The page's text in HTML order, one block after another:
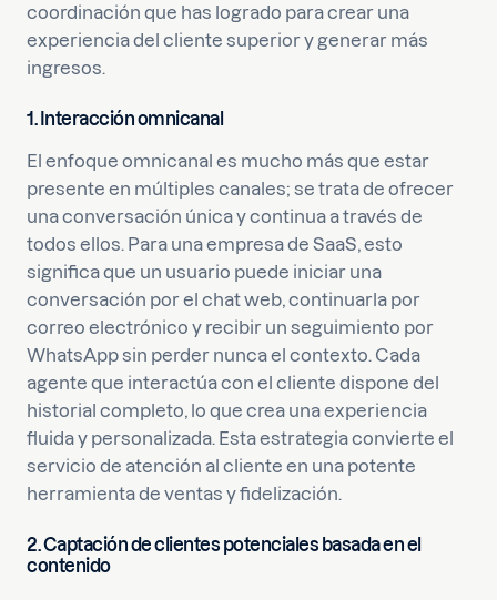
coordinación que has logrado para crear una
experiencia del cliente superior y generar más
ingresos.
1. Interacción omnicanal
El enfoque omnicanal es mucho más que estar
presente en múltiples canales; se trata de ofrecer
una conversación única y continua a través de
todos ellos. Para una empresa de SaaS, esto
significa que un usuario puede iniciar una
conversación por el chat web, continuarla por
correo electrónico y recibir un seguimiento por
WhatsApp sin perder nunca el contexto. Cada
agente que interactúa con el cliente dispone del
historial completo, lo que crea una experiencia
fluida y personalizada. Esta estrategia convierte el
servicio de atención al cliente en una potente
herramienta de ventas y fidelización.
2. Captación de clientes potenciales basada en el
contenido